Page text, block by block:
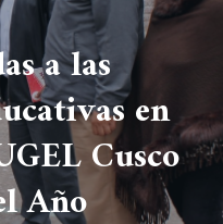
a las
en
Cusco
Año